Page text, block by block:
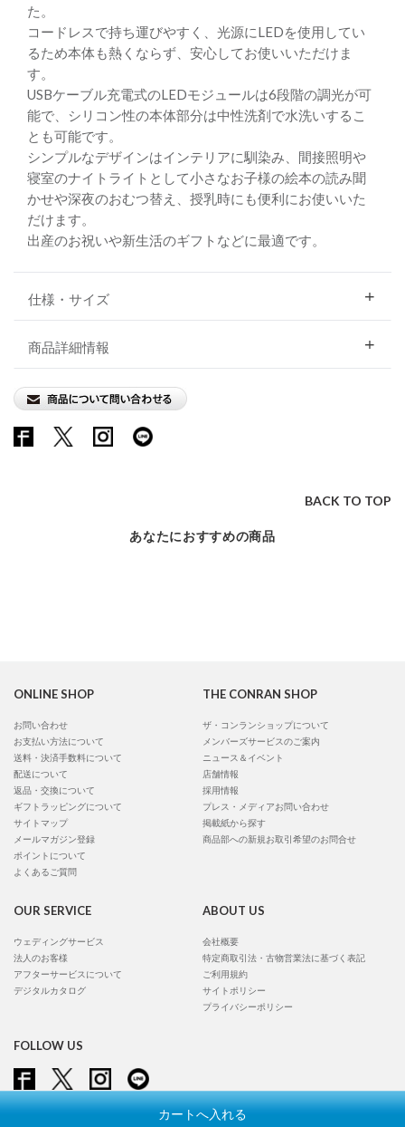
た。
コードレスで持ち運びやすく、光源にLEDを使用してい
るため本体も熱くならず、安心してお使いいただけま
す。
USBケーブル充電式のLEDモジュールは6段階の調光が可
能で、シリコン性の本体部分は中性洗剤で水洗いするこ
とも可能です。
シンプルなデザインはインテリアに馴染み、間接照明や
寝室のナイトライトとして小さなお子様の絵本の読み聞
かせや深夜のおむつ替え、授乳時にも便利にお使いいた
だけます。
出産のお祝いや新生活のギフトなどに最適です。
仕様・サイズ
商品詳細情報
カートへ入れる
BACK TO TOP
あなたにおすすめの商品
ONLINE SHOP
お問い合わせ
お支払い方法について
送料・決済手数料について
配送について
返品・交換について
ギフトラッピングについて
サイトマップ
メールマガジン登録
ポイントについて
よくあるご質問
THE CONRAN SHOP
ザ・コンランショップについて
メンバーズサービスのご案内
ニュース＆イベント
店舗情報
採用情報
プレス・メディアお問い合わせ
掲載紙から探す
商品部への新規お取引希望のお問合せ
OUR SERVICE
ウェディングサービス
法人のお客様
アフターサービスについて
デジタルカタログ
ABOUT US
会社概要
特定商取引法・古物営業法に基づく表記
ご利用規約
サイトポリシー
プライバシーポリシー
FOLLOW US
Copyright © Conran Shop Japan Ltd. All rights reserved.